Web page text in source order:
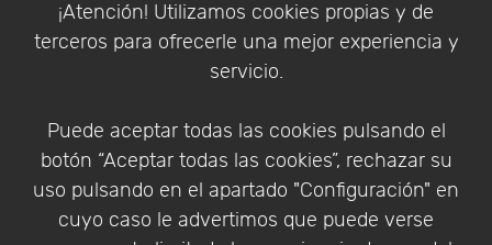
¡Atención! Utilizamos cookies propias y de
terceros para ofrecerle una mejor experiencia y
servicio.
Puede aceptar todas las cookies pulsando el
botón “Aceptar todas las cookies”, rechazar su
uso pulsando en el apartado "Configuración" en
cuyo caso le advertimos que puede verse
Política de Privacidad
Condiciones de compra
Identificarse